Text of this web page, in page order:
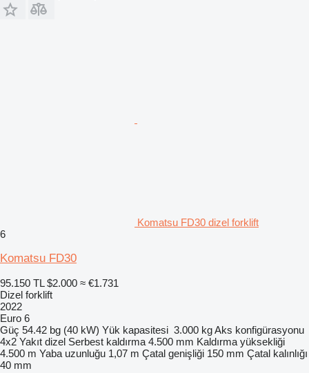
Komatsu FD30 dizel forklift
6
Komatsu FD30
95.150 TL $2.000 ≈ €1.731
Dizel forklift
2022
Euro 6
Güç 54.42 bg (40 kW) Yük kapasitesi 3.000 kgAks konfigürasyonu
4x2 Yakıt dizel Serbest kaldırma 4.500 mm Kaldırma yüksekliği
4.500 m Yaba uzunluğu 1,07 m Çatal genişliği 150 mm Çatal kalınlığı
40 mm